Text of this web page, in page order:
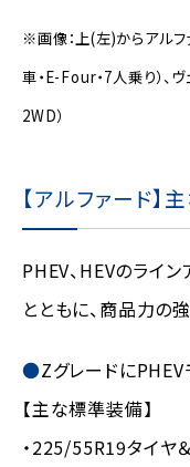
※画像：上(左)からアル
車・E-Four・7人乗り）、
2WD）
【アルファード】
PHEV、HEVのライ
とともに、商品力の
Zグレードに
【主な標準装備】
・225/55R19タイヤ